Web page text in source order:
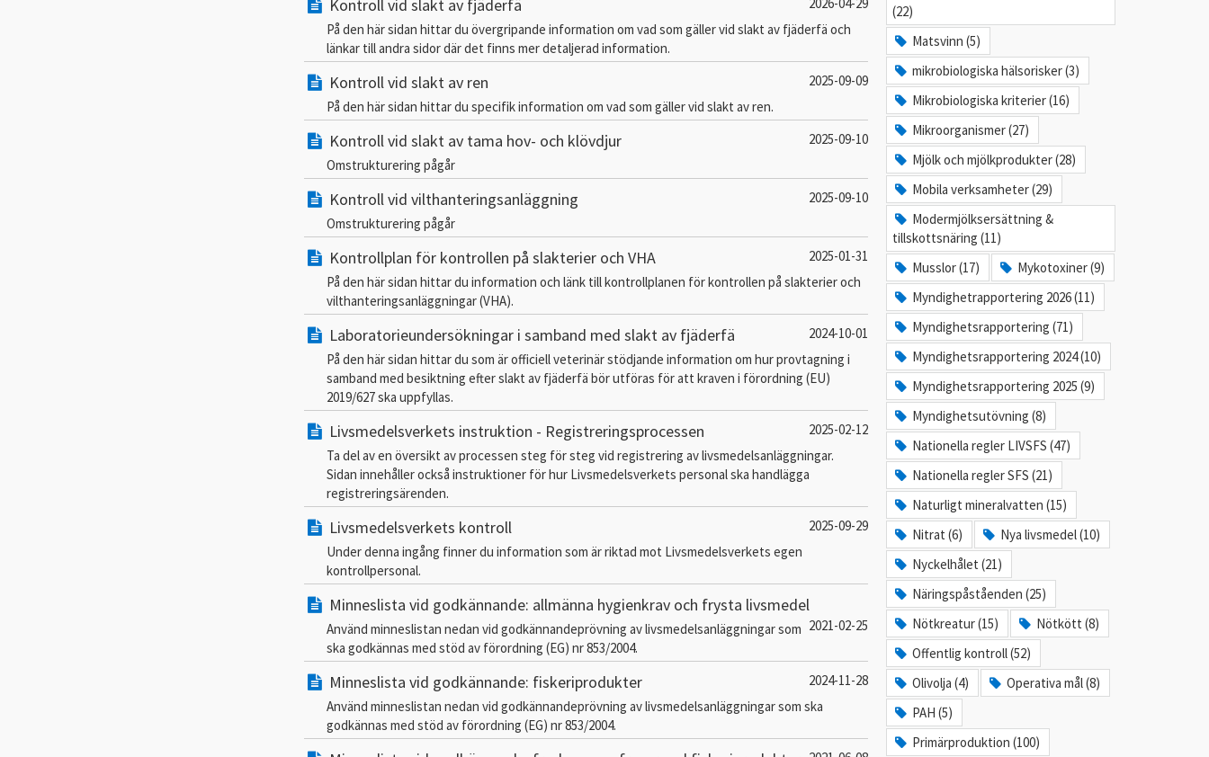
Kontroll vid slakt av fjäderfä
På den här sidan hittar du övergripande information om vad som gäller vid slakt av fjäderfä och
länkar till andra sidor där det finns mer detaljerad information.
Kontroll vid slakt av ren
2025-09-09
På den här sidan hittar du specifik information om vad som gäller vid slakt av ren.
Kontroll vid slakt av tama hov- och klövdjur
2025-09-10
Omstrukturering pågår
Kontroll vid vilthanteringsanläggning
2025-09-10
Omstrukturering pågår
Kontrollplan för kontrollen på slakterier och VHA
2025-01-31
På den här sidan hittar du information och länk till kontrollplanen för kontrollen på slakterier och
vilthanteringsanläggningar (VHA).
Laboratorieundersökningar i samband med slakt av fjäderfä
2024-10-01
På den här sidan hittar du som är officiell veterinär stödjande information om hur provtagning i
samband med besiktning efter slakt av fjäderfä bör utföras för att kraven i förordning (EU)
2019/627 ska uppfyllas.
Livsmedelsverkets instruktion - Registreringsprocessen
2025-02-12
Ta del av en översikt av processen steg för steg vid registrering av livsmedelsanläggningar.
Sidan innehåller också instruktioner för hur Livsmedelsverkets personal ska handlägga
registreringsärenden.
Livsmedelsverkets kontroll
2025-09-29
Under denna ingång finner du information som är riktad mot Livsmedelsverkets egen
kontrollpersonal.
Minneslista vid godkännande: allmänna hygienkrav och frysta livsmedel
2021-02-25
Använd minneslistan nedan vid godkännandeprövning av livsmedelsanläggningar som
ska godkännas med stöd av förordning (EG) nr 853/2004.
Minneslista vid godkännande: fiskeriprodukter
2024-11-28
Använd minneslistan nedan vid godkännandeprövning av livsmedelsanläggningar som ska
godkännas med stöd av förordning (EG) nr 853/2004.
(22)
Matsvinn (5)
mikrobiologiska hälsorisker (3)
Mikrobiologiska kriterier (16)
Mikroorganismer (27)
Mjölk och mjölkprodukter (28)
Mobila verksamheter (29)
Modermjölksersättning &
tillskottsnäring (11)
Musslor (17)
Mykotoxiner (9)
Myndighetrapportering 2026 (11)
Myndighetsrapportering (71)
Myndighetsrapportering 2024 (10)
Myndighetsrapportering 2025 (9)
Myndighetsutövning (8)
Nationella regler LIVSFS (47)
Nationella regler SFS (21)
Naturligt mineralvatten (15)
Nitrat (6)
Nya livsmedel (10)
Nyckelhålet (21)
Näringspåståenden (25)
Nötkreatur (15)
Nötkött (8)
Offentlig kontroll (52)
Olivolja (4)
Operativa mål (8)
PAH (5)
Primärproduktion (100)